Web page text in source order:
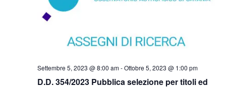
D.D. 354/2023 Pubblica selezione per titoli ed
Settembre 5, 2023 @ 8:00 am-Ottobre 5, 2023 @ 1:00 pm